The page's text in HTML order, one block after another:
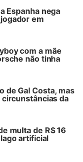
Espanha nega
em
com a mãe
não tinha
de Gal Costa, mas
da
multa de R$ 16
artificial